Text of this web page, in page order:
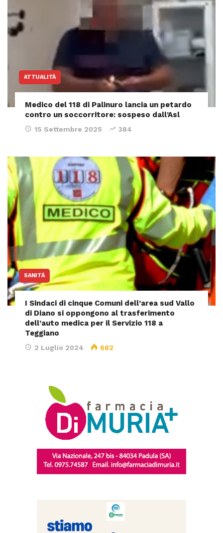
ATTUALITÀ
Medico del 118 di Palinuro lancia un petardo
contro un soccorritore: sospeso dall’Asl
15 Settembre 2025 384
SANITÀ
I Sindaci di cinque Comuni dell’area sud Vallo
di Diano si oppongono al trasferimento
dell’auto medica per il Servizio 118 a
Teggiano
2 Luglio 2024 682